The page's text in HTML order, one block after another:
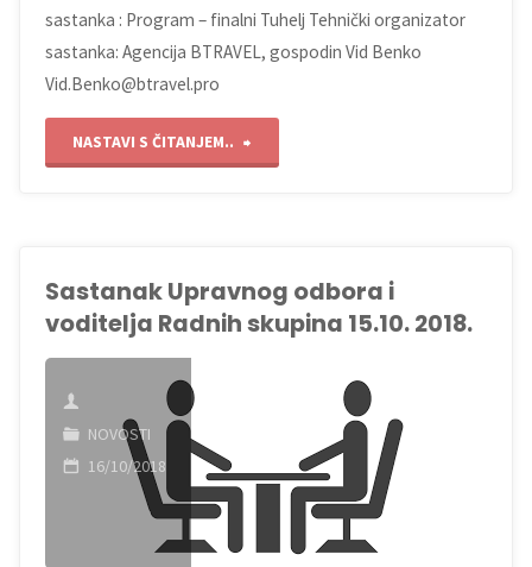
sastanka : Program – finalni Tuhelj Tehnički organizator
sastanka: Agencija BTRAVEL, gospodin Vid Benko
Vid.Benko@btravel.pro
NASTAVI S ČITANJEM.. "Održan
a
11/2018"
Sastanak Upravnog odbora i
voditelja Radnih skupina 15.10. 2018.
NOVOSTI
16/10/2018